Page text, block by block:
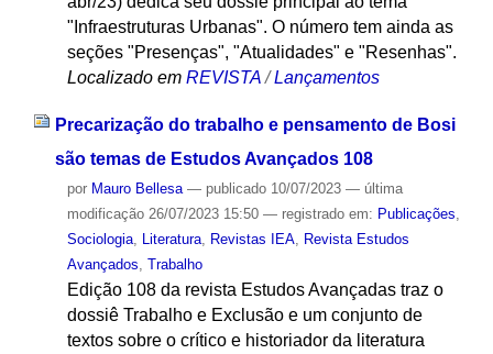
"Infraestruturas Urbanas". O número tem ainda as
seções "Presenças", "Atualidades" e "Resenhas".
Localizado em REVISTA /Lançamentos
Precarização do trabalho e pensamento de Bosi
são temas de Estudos Avançados 108
por Mauro Bellesa — publicado10/07/2023 — última
modificação26/07/2023 15:50 — registrado em: Publicações,
Sociologia, Literatura, Revistas IEA, Revista Estudos
Avançados, Trabalho
Edição 108 da revista Estudos Avançadas traz o
dossiê Trabalho e Exclusão e um conjunto de
textos sobre o crítico e historiador da literatura